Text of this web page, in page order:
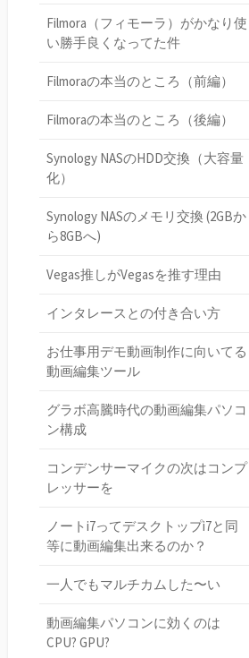
Filmora（フィモーラ）がかなり使
い勝手良くなってた件
Filmoraの本当のところ（前編）
Filmoraの本当のところ（後編）
Synology NASのHDD交換（大容量
化）
Synology NASのメモリ交換 (2GBか
ら8GBへ)
Vegas推しがVegasを推す理由
インタレースとの付き合い方
お仕事用デモ動画制作に向いてる
動画編集ツール
グラボ高騰時代の動画編集パソコ
ン構成
コンデンサーマイクの次はコンプ
レッサーを
ノートi7ってデスクトップi7と同
等に動画編集出来るのか？
一人でもマルチカムした〜い
動画編集パソコンに効くのは
CPU? GPU?